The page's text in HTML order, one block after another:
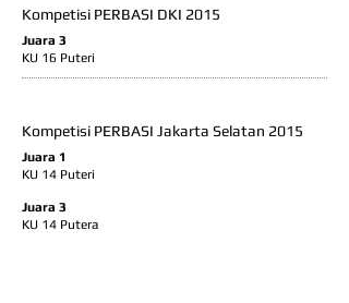
Kompetisi PERBASI DKI 2015
Juara 3
KU 16 Puteri
Kompetisi PERBASI Jakarta Selatan 2015
Juara 1
KU 14 Puteri
Juara 3
KU 14 Putera